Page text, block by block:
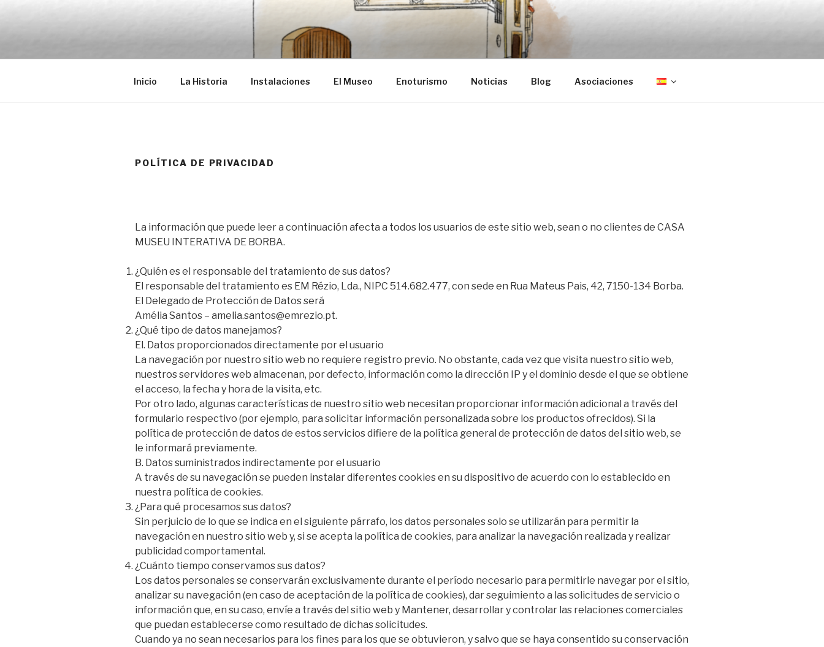
EMRÉZIO
Casa Museu Interativa de Borba
Inicio La Historia Instalaciones El Museo Enoturismo Noticias Blog Asociaciones
POLÍTICA DE PRIVACIDAD
La información que puede leer a continuación afecta a todos los usuarios de este sitio web, sean o no clientes de CASA
MUSEU INTERATIVA DE BORBA.
¿Quién es el responsable del tratamiento de sus datos?
El responsable del tratamiento es EM Rézio, Lda., NIPC 514.682.477, con sede en Rua Mateus Pais, 42, 7150-134 Borba.
El Delegado de Protección de Datos será
Amélia Santos – amelia.santos@emrezio.pt.
¿Qué tipo de datos manejamos?
El. Datos proporcionados directamente por el usuario
La navegación por nuestro sitio web no requiere registro previo. No obstante, cada vez que visita nuestro sitio web,
nuestros servidores web almacenan, por defecto, información como la dirección IP y el dominio desde el que se obtiene
el acceso, la fecha y hora de la visita, etc.
Por otro lado, algunas características de nuestro sitio web necesitan proporcionar información adicional a través del
formulario respectivo (por ejemplo, para solicitar información personalizada sobre los productos ofrecidos). Si la
política de protección de datos de estos servicios difiere de la política general de protección de datos del sitio web, se
le informará previamente.
B. Datos suministrados indirectamente por el usuario
A través de su navegación se pueden instalar diferentes cookies en su dispositivo de acuerdo con lo establecido en
nuestra política de cookies.
¿Para qué procesamos sus datos?
Sin perjuicio de lo que se indica en el siguiente párrafo, los datos personales solo se utilizarán para permitir la
navegación en nuestro sitio web y, si se acepta la política de cookies, para analizar la navegación realizada y realizar
publicidad comportamental.
¿Cuánto tiempo conservamos sus datos?
Los datos personales se conservarán exclusivamente durante el período necesario para permitirle navegar por el sitio,
analizar su navegación (en caso de aceptación de la política de cookies), dar seguimiento a las solicitudes de servicio o
información que, en su caso, envíe a través del sitio web y Mantener, desarrollar y controlar las relaciones comerciales
que puedan establecerse como resultado de dichas solicitudes.
Cuando ya no sean necesarios para los fines para los que se obtuvieron, y salvo que se haya consentido su conservación